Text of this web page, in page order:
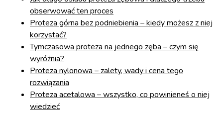
obserwować ten proces
Proteza górna bez podniebienia – kiedy możesz z niej
korzystać?
Tymczasowa proteza na jednego zęba – czym się
wyróżnia?
Proteza nylonowa – zalety, wady i cena tego
rozwiązania
Proteza acetalowa – wszystko, co powinieneś o niej
wiedzieć